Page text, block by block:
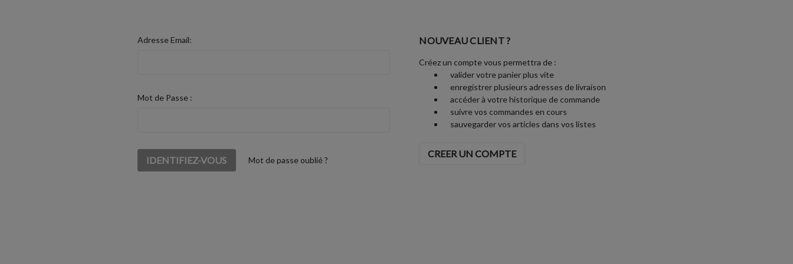
Adresse Email:
Mot de Passe :
Mot de passe oublié ?
NOUVEAU CLIENT ?
Créez un compte vous permettra de :
valider votre panier plus vite
enregistrer plusieurs adresses de livraison
accéder à votre historique de commande
suivre vos commandes en cours
sauvegarder vos articles dans vos listes
CREER UN COMPTE